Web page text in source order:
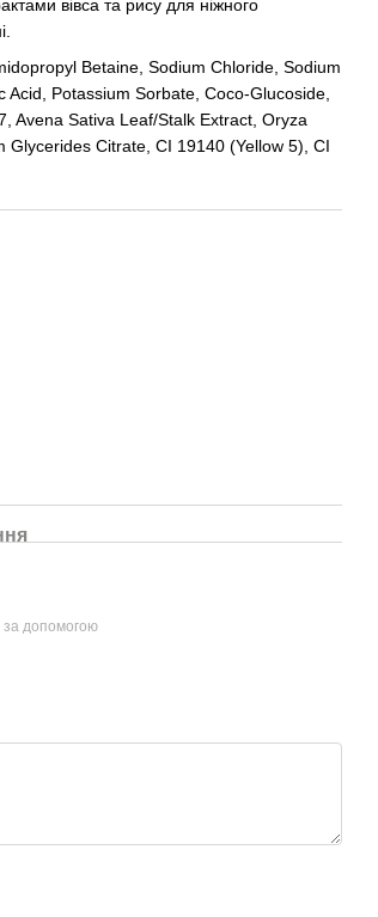
вівса та рису для ніжного
Betaine, Sodium Chloride, Sodium
Potassium Sorbate, Coco-Glucoside,
Avena Sativa Leaf/Stalk Extract, Oryza
Citrate, CI 19140 (Yellow 5), CI
за допомогою